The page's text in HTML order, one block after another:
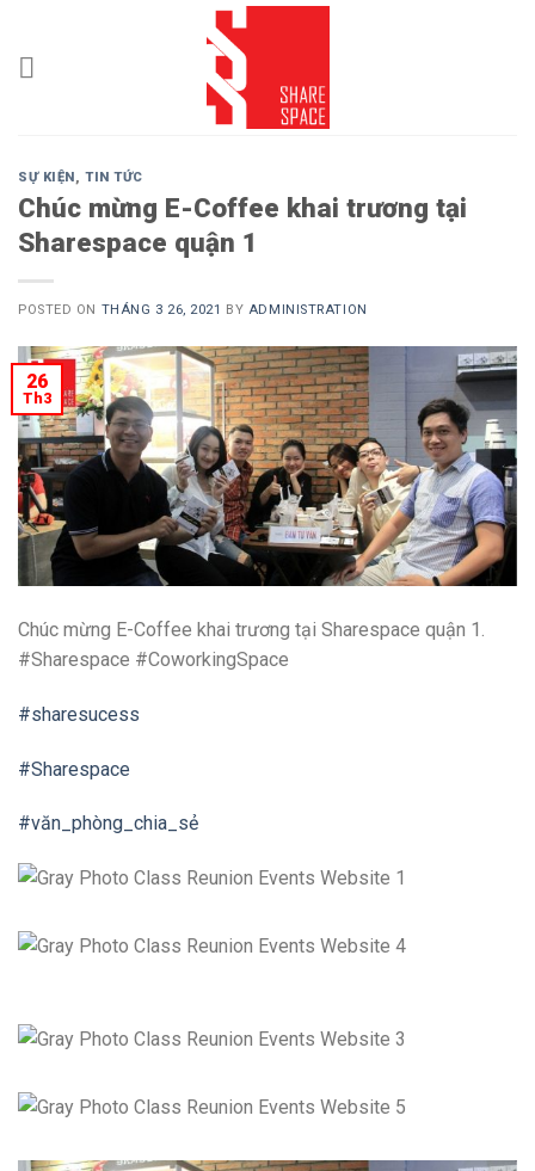
content
SỰ KIỆN,TIN TỨC
Chúc mừng E-Coffee khai trương tại
Sharespace quận 1
POSTED ON THÁNG 3 26, 2021 BY ADMINISTRATION
26
Th3
Chúc mừng E-Coffee khai trương tại Sharespace quận 1.
#Sharespace #CoworkingSpace
#sharesucess
#Sharespace
#văn_phòng_chia_sẻ